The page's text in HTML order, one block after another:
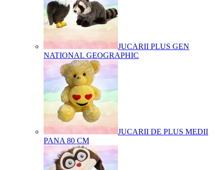
JUCARII PLUS GEN
NATIONAL GEOGRAPHIC
JUCARII DE PLUS MEDII
PANA 80 CM